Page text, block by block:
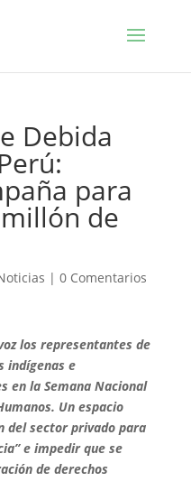
Debida
para
de
| 0 Comentarios
los representantes de
indígenas e
en la Semana Nacional
Un espacio
del sector privado para
e impedir que se
de derechos